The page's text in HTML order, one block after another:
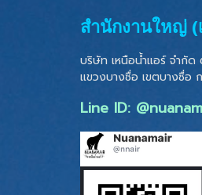
สำนักงานใหญ่ (
บริษัท เหนือน้ำแอร์ จำกั
แขวงบางซื่อ เขตบางซื่อ
Line ID: